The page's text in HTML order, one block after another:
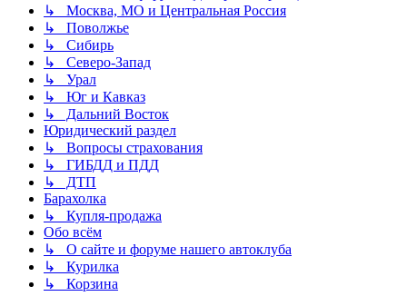
↳ Москва, МО и Центральная Россия
↳ Поволжье
↳ Сибирь
↳ Северо-Запад
↳ Урал
↳ Юг и Кавказ
↳ Дальний Восток
Юридический раздел
↳ Вопросы страхования
↳ ГИБДД и ПДД
↳ ДТП
Барахолка
↳ Купля-продажа
Обо всём
↳ О сайте и форуме нашего автоклуба
↳ Курилка
↳ Корзина